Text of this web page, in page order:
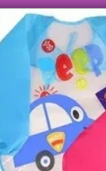
Y SUPER
LOCALES